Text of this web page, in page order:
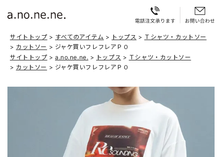
サイトトップ すべてのアイテム トップス
Ｔシャツ・カットソー
カットソー
ジャケ買いフレフレアＰＯ
サイトトップ
a.no.ne.ne. トップス
Ｔシャツ・カットソー
カットソー
ジャケ買いフレフレアＰＯ